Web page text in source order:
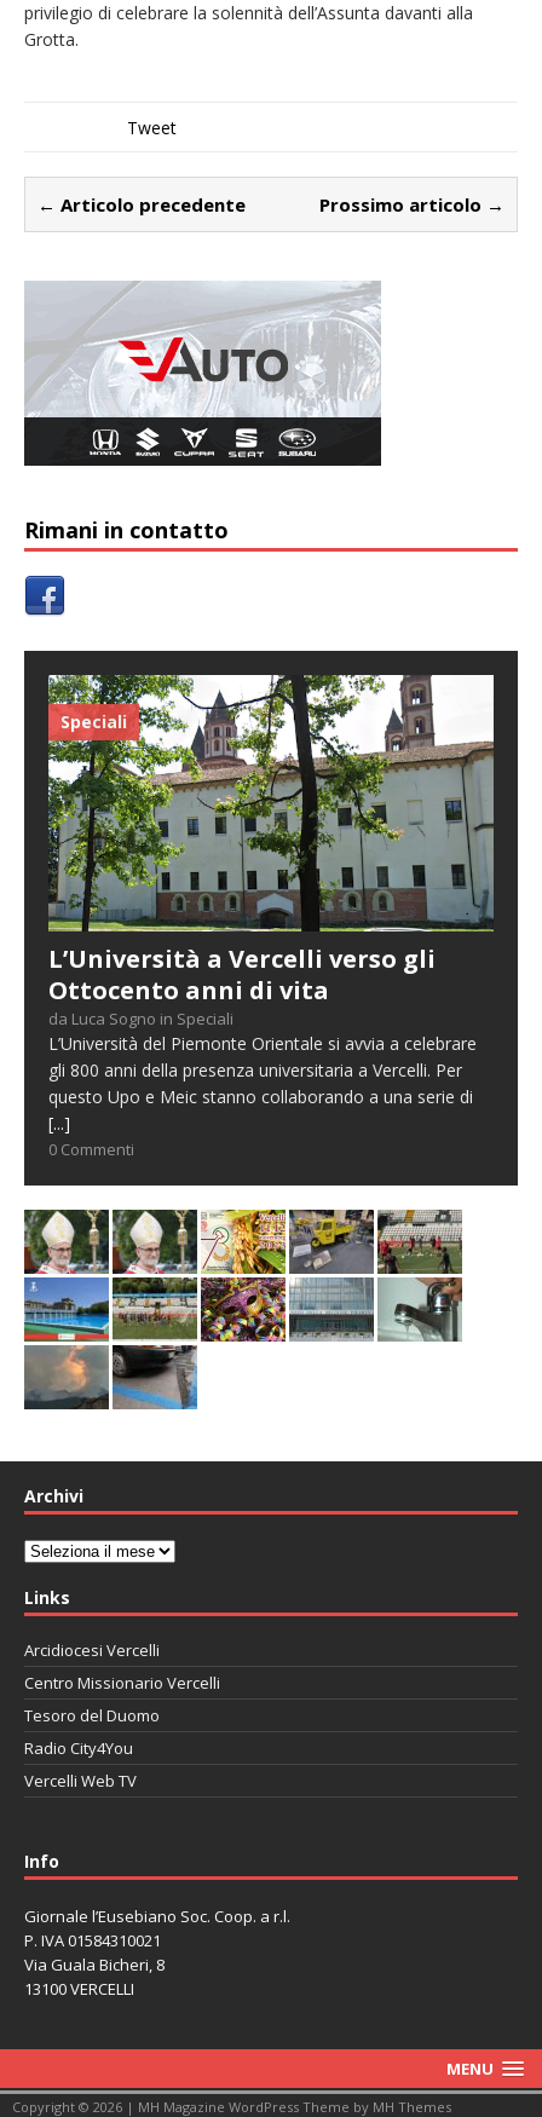
privilegio di celebrare la solennità dell’Assunta davanti alla
Grotta.
Tweet
← Articolo precedente Prossimo articolo →
Rimani in contatto
Speciali
L’Università a Vercelli verso gli
Ottocento anni di vita
da Luca Sogno in Speciali
L’Università del Piemonte Orientale si avvia a celebrare
gli 800 anni della presenza universitaria a Vercelli. Per
questo Upo e Meic stanno collaborando a una serie di
[...]
0 Commenti
Archivi
Archivi
Links
Arcidiocesi Vercelli
Centro Missionario Vercelli
Tesoro del Duomo
Radio City4You
Vercelli Web TV
Info
Giornale l’Eusebiano Soc. Coop. a r.l.
P. IVA 01584310021
Via Guala Bicheri, 8
13100 VERCELLI
MENU
Copyright © 2026 | MH Magazine WordPress Theme by MH Themes